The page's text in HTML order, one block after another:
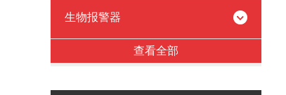
生物报警器
查看全部